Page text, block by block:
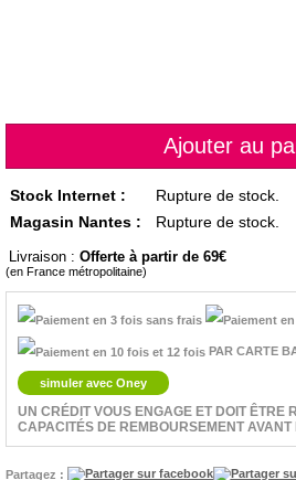
Stock Internet :
Rupture de stock.
Magasin Nantes :
Rupture de stock.
Livraison : Offerte à partir de 69
(en France métropolitaine)
PAR CARTE
simuler avec Oney
UN CRÉDIT VOUS ENGAGE ET DOIT ÊTRE
CAPACITÉS DE REMBOURSEMENT
Partagez :